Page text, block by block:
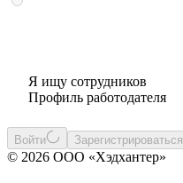
Я ищу сотрудников
Профиль работодателя
Войти Зарегистрироваться
© 2026 ООО «Хэдхантер»